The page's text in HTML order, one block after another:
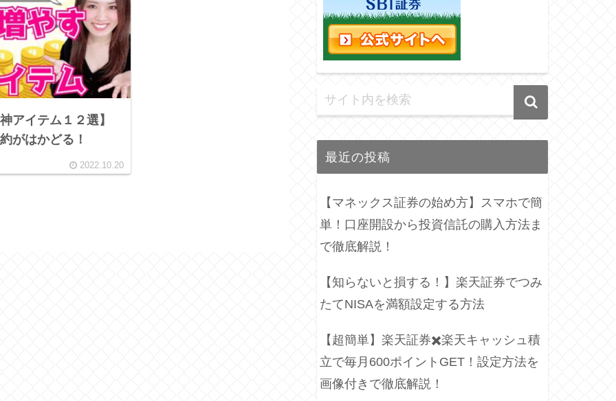
アイテム１２選】
がはかどる！
2022.10.20
最近の投稿
【マネックス証券の始め方】スマホで簡
単！口座開設から投資信託の購入方法ま
で徹底解説！
【知らないと損する！】楽天証券でつみ
たてNISAを満額設定する方法
【超簡単】楽天証券✖️楽天キャッシュ積
立で毎月600ポイントGET！設定方法を
画像付きで徹底解説！